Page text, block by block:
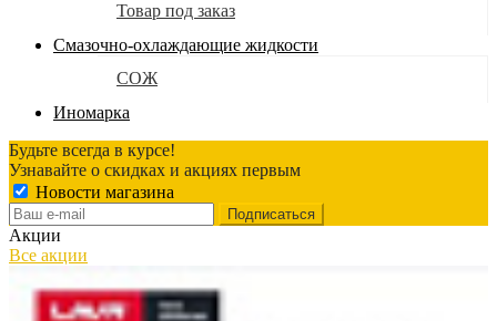
Товар под заказ
Смазочно-охлаждающие жидкости
СОЖ
Иномарка
Будьте всегда в курсе!
Узнавайте о скидках и акциях первым
Новости магазина
Акции
Все акции